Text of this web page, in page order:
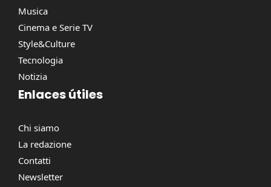
Musica
Cinema e Serie TV
Style&Culture
Tecnologia
Notizia
Enlaces útiles
Chi siamo
La redazione
Contatti
Newsletter